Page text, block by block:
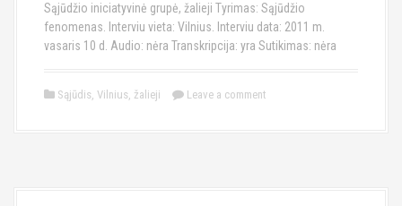
Sąjūdžio iniciatyvinė grupė, žalieji Tyrimas: Sąjūdžio
fenomenas. Interviu vieta: Vilnius. Interviu data: 2011 m.
vasaris 10 d. Audio: nėra Transkripcija: yra Sutikimas: nėra
Sąjūdis, Vilnius, žalieji Leave a comment